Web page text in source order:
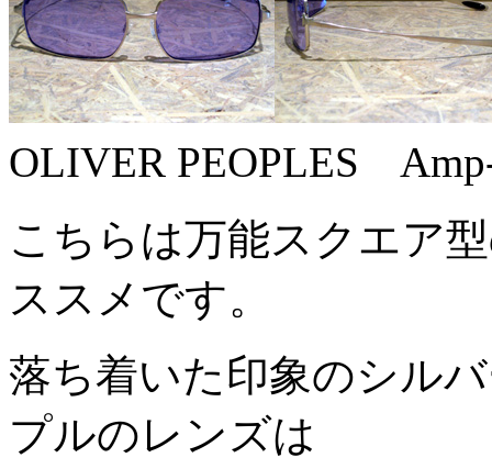
OLIVER PEOPLES
こちらは万能スクエア
ススメです。
落ち着いた印象のシル
プルのレンズは